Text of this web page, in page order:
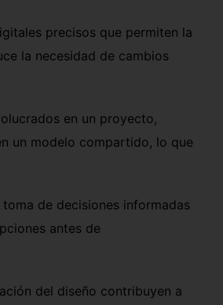
precisos que permiten la
la necesidad de cambios
en un proyecto,
un modelo compartido, lo que
de decisiones informadas
antes de
del diseño contribuyen a